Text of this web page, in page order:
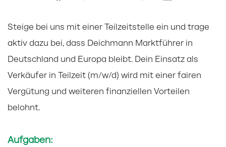
Steige bei uns mit einer Teilzeitstelle ein und trage
aktiv dazu bei, dass Deichmann Marktführer in
Deutschland und Europa bleibt. Dein Einsatz als
Verkäufer in Teilzeit (m/w/d) wird mit einer fairen
Vergütung und weiteren finanziellen Vorteilen
belohnt.
Aufgaben: